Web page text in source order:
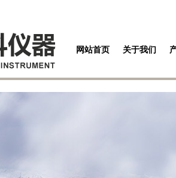
网站首页 关于我们